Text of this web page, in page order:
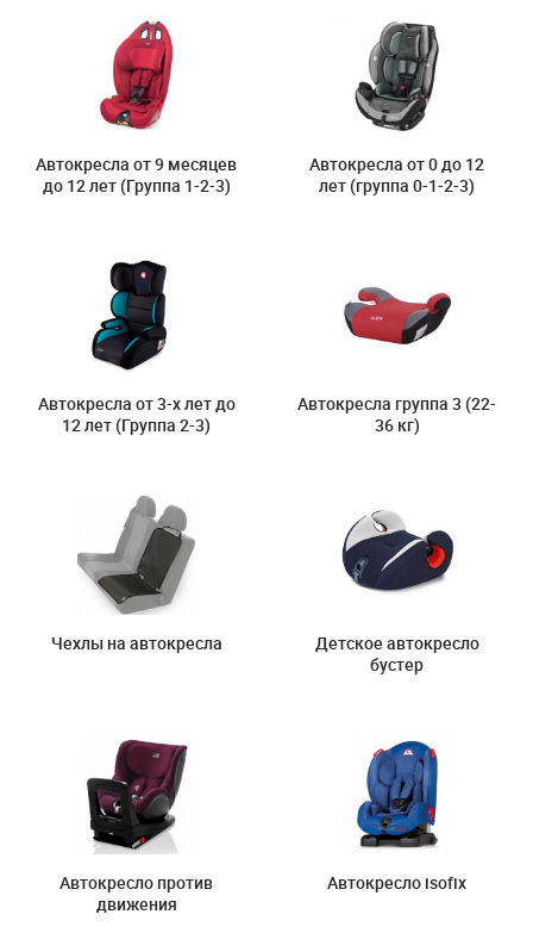
Автокресла от 9 месяцев
до 12 лет (Группа 1-2-3)
Автокресла от 0 до 12
лет (группа 0-1-2-3)
Автокресла от 3-х лет до
12 лет (Группа 2-3)
Автокресла группа 3 (22-
36 кг)
Чехлы на автокресла
Детское автокресло
бустер
Автокресло против
движения
Автокресло isofix